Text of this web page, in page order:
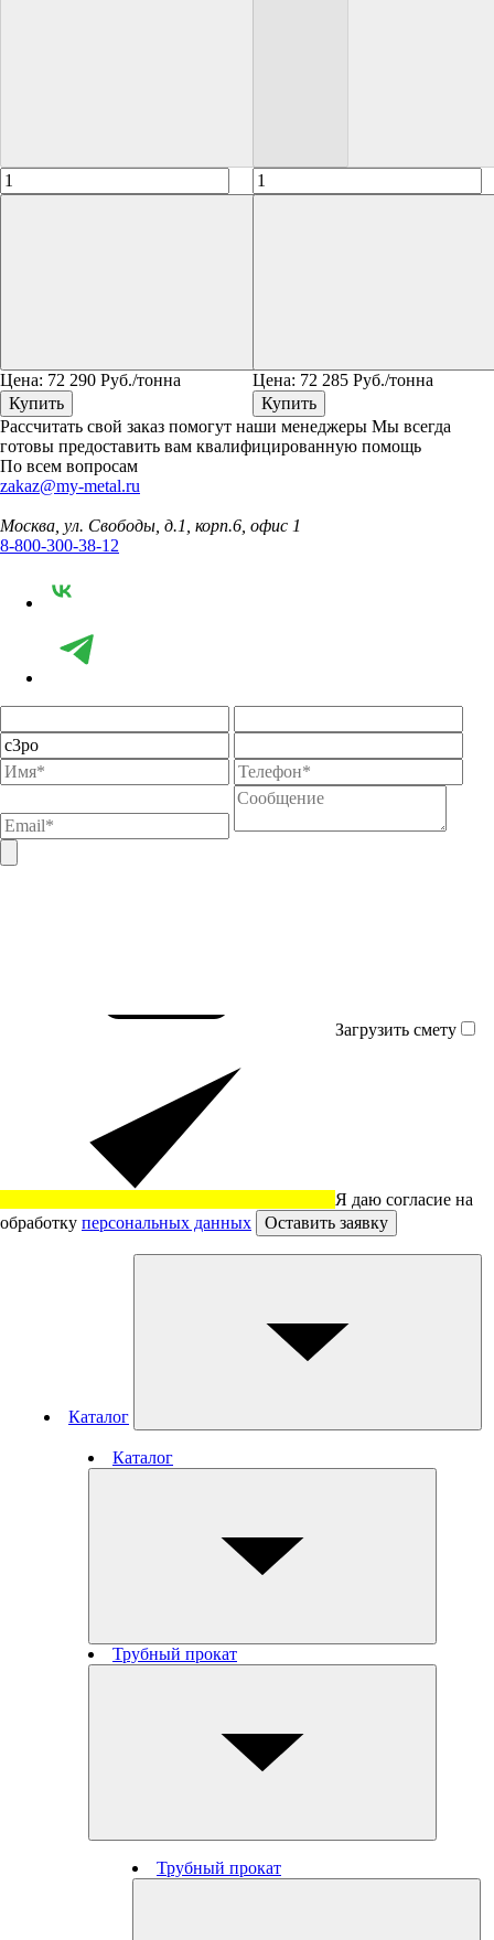
Цена: 72 290 Руб./тонна
Купить
Цена: 72 285 Руб./тонна
Купить
Рассчитать свой заказ помогут наши менеджеры Мы всегда
готовы предоставить вам квалифицированную помощь
По всем вопросам
zakaz@my-metal.ru
Москва, ул. Свободы, д.1, корп.6, офис 1
8-800-300-38-12
Загрузить смету
Я даю согласие на
обработку персональных данных Оставить заявку
Каталог
Каталог
Трубный прокат
Трубный прокат